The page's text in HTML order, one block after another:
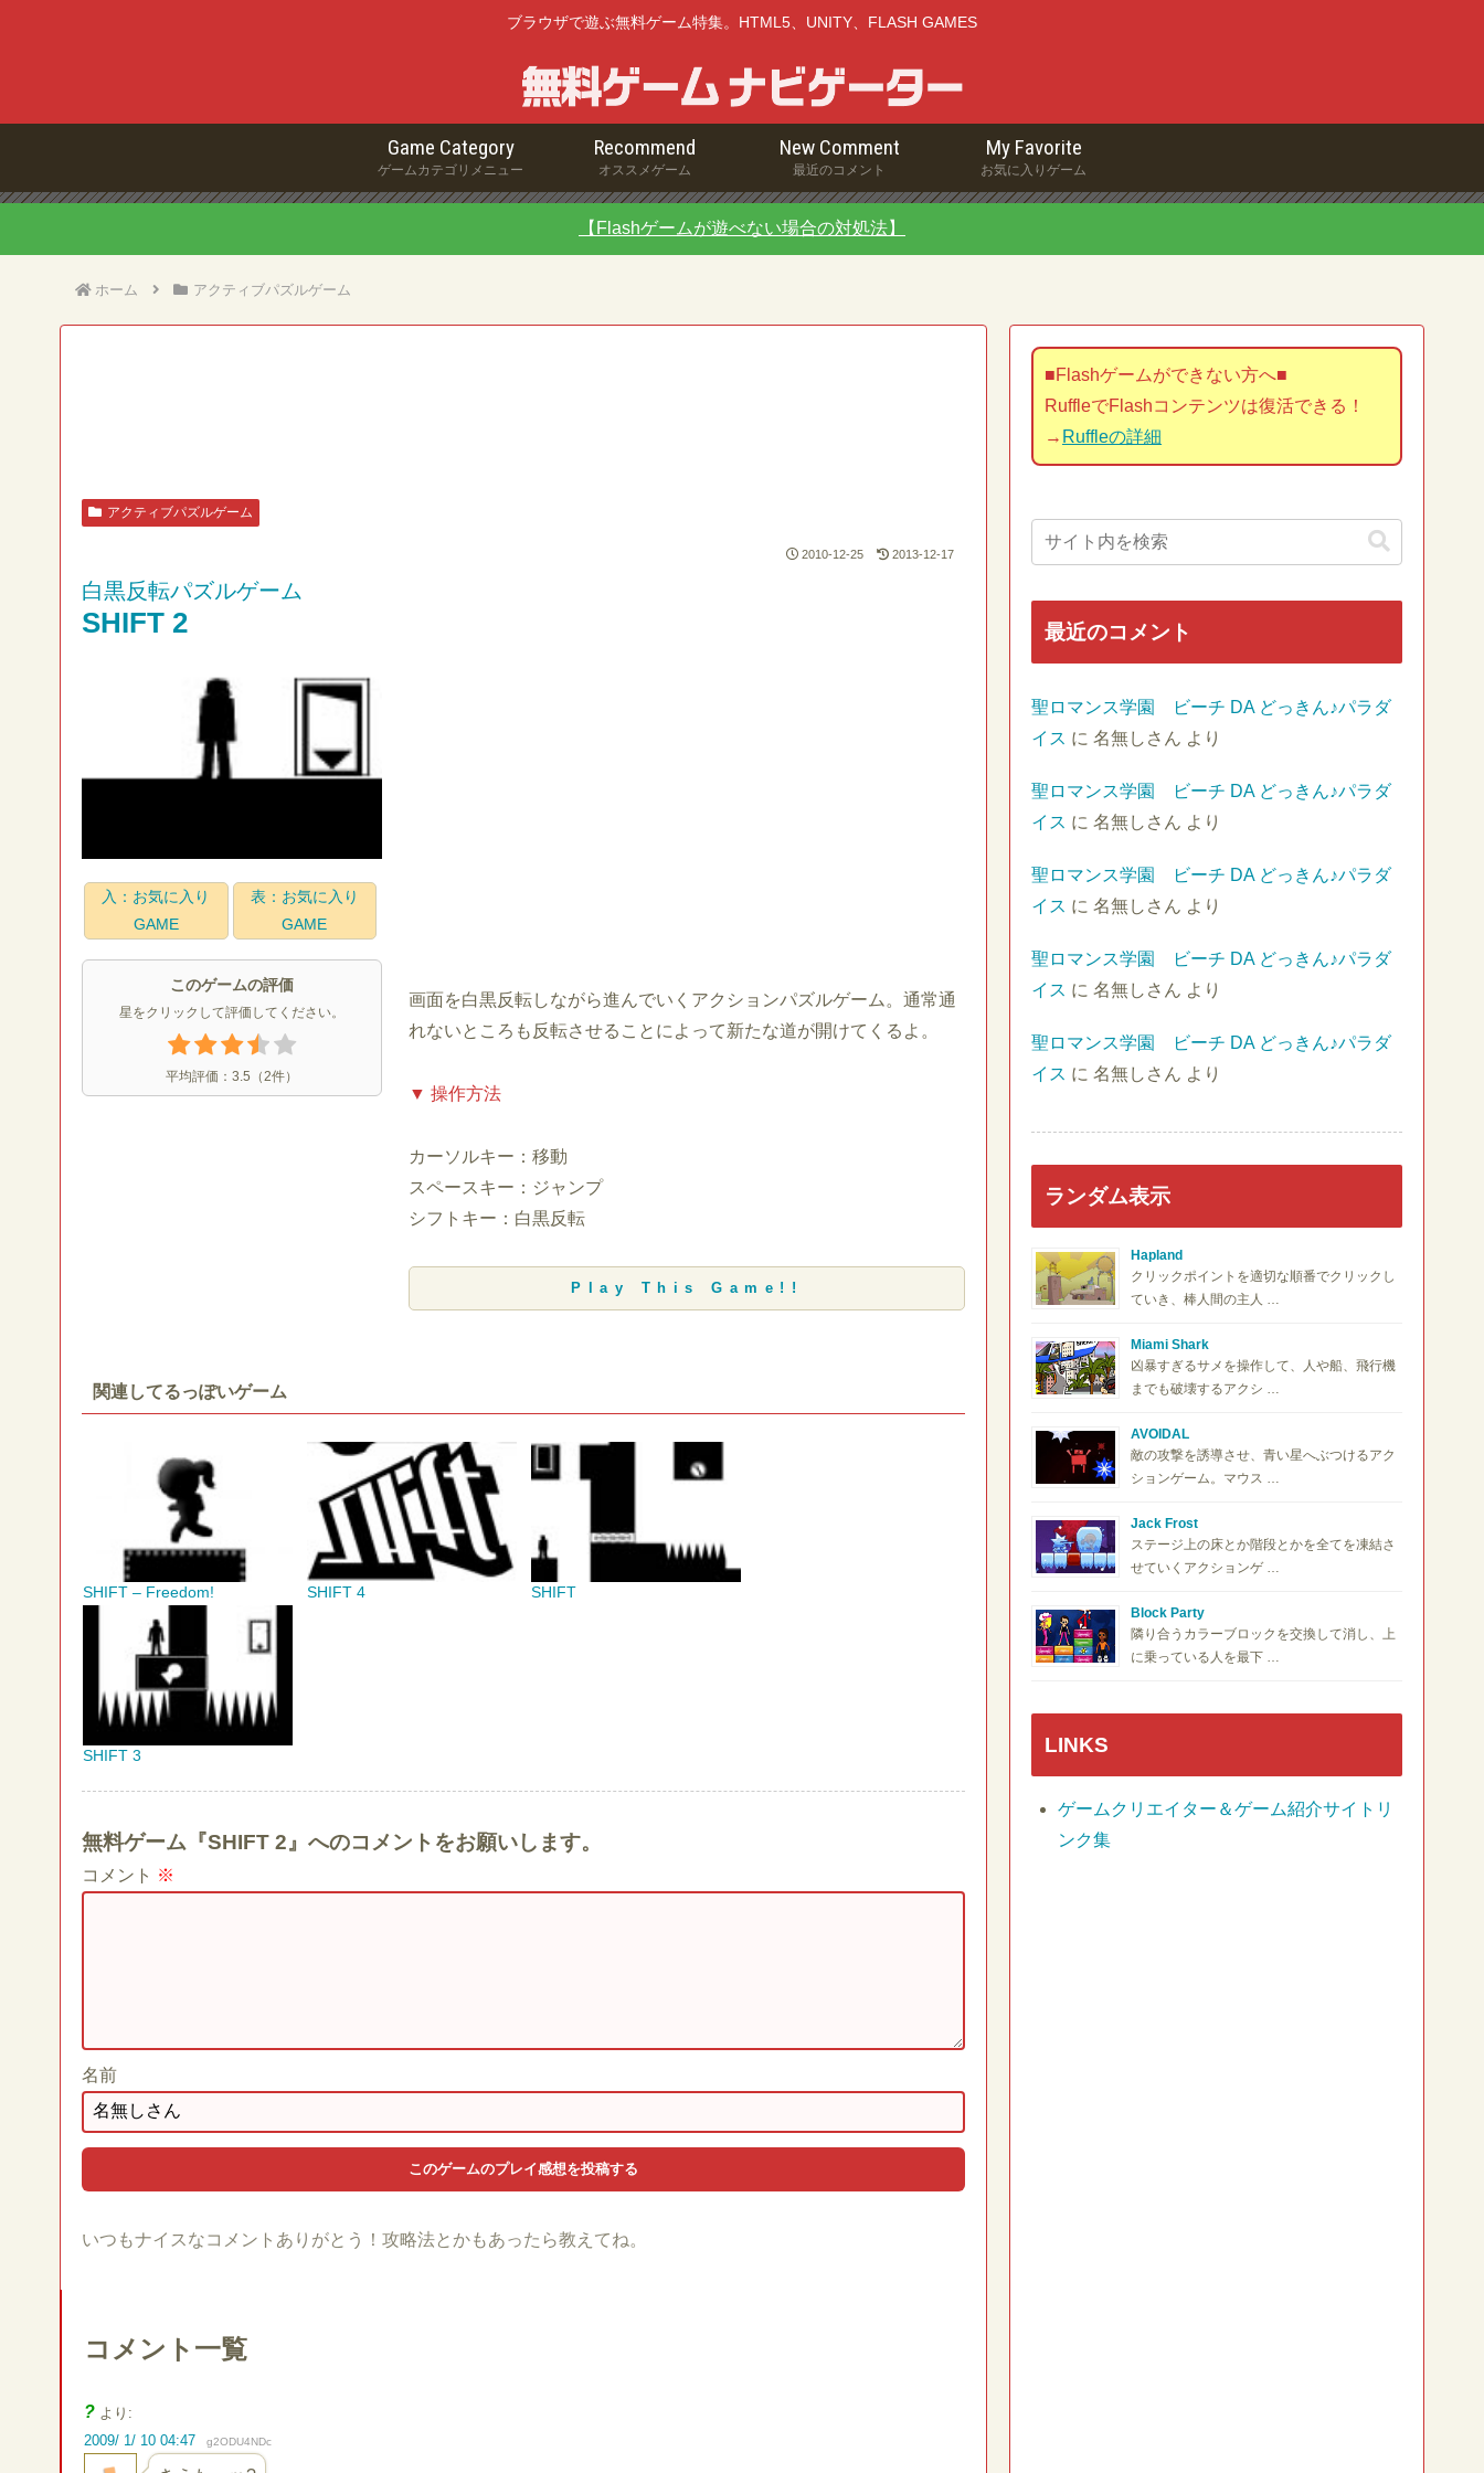
ブラウザで遊ぶ無料ゲーム特集。HTML5、UNITY、FLASH GAMES
Game Category
ゲームカテゴリメニュー
Recommend
オススメゲーム
New Comment
最近のコメント
My Favorite
お気に入りゲーム
【Flashゲームが遊べない場合の対処法】
ホーム アクティブパズルゲーム
アクティブパズルゲーム
2010-12-25 2013-12-17
白黒反転パズルゲーム
SHIFT 2
入：お気に入り
GAME
表：お気に入り
GAME
このゲームの評価
星をクリックして評価してください。
平均評価： 3.5 （2件）
画面を白黒反転しながら進んでいくアクションパズルゲーム。通常通
れないところも反転させることによって新たな道が開けてくるよ。
▼ 操作方法
カーソルキー：移動
スペースキー：ジャンプ
シフトキー：白黒反転
Play This Game!!
関連してるっぽいゲーム
SHIFT – Freedom! SHIFT 4 SHIFT
SHIFT 3
無料ゲーム『SHIFT 2』へのコメントをお願いします。
コメント ※
名前
いつもナイスなコメントありがとう！攻略法とかもあったら教えてね。
コメント一覧
? より:
2009/ 1/ 10 04:47
g2ODU4NDc
■Flashゲームができない方へ■
RuffleでFlashコンテンツは復活できる！
→ Ruffleの詳細
最近のコメント
聖ロマンス学園 ビーチ DA どっきん♪パラダ
イス に 名無しさん より
聖ロマンス学園 ビーチ DA どっきん♪パラダ
イス に 名無しさん より
聖ロマンス学園 ビーチ DA どっきん♪パラダ
イス に 名無しさん より
聖ロマンス学園 ビーチ DA どっきん♪パラダ
イス に 名無しさん より
聖ロマンス学園 ビーチ DA どっきん♪パラダ
イス に 名無しさん より
ランダム表示
Hapland
クリックポイントを適切な順番でクリックし
ていき、棒人間の主人 …
Miami Shark
凶暴すぎるサメを操作して、人や船、飛行機
までも破壊するアクシ …
AVOIDAL
敵の攻撃を誘導させ、青い星へぶつけるアク
ションゲーム。マウス …
Jack Frost
ステージ上の床とか階段とかを全てを凍結さ
せていくアクションゲ …
Block Party
隣り合うカラーブロックを交換して消し、上
に乗っている人を最下 …
LINKS
ゲームクリエイター＆ゲーム紹介サイトリ
ンク集